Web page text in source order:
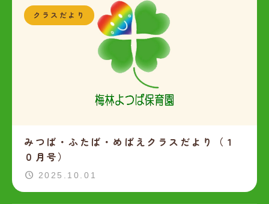
クラスだより
みつば・ふたば・めばえクラスだより（１
０月号）
2025.10.01